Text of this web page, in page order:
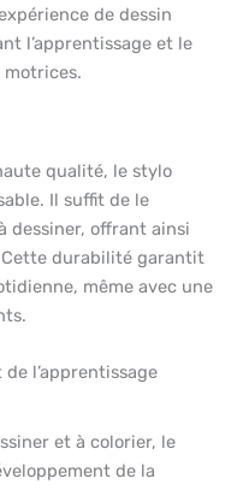
de dessin
l’apprentissage et le
motrices.
qualité, le stylo
Il suffit de le
dessiner, offrant ainsi
durabilité garantit
même avec une
l’apprentissage
et à colorier, le
de la